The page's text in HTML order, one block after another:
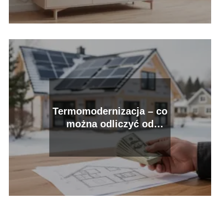
Termomodernizacja – co
można odliczyć od
podatku?